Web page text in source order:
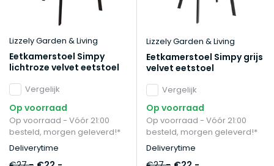
Lizzely Garden & Living
Eetkamerstoel Simpy
lichtroze velvet eetstoel
Vergelijk
Op voorraad
Op voorraad - Vóór 21:00
besteld, morgen geleverd!*
Deliverytime
Lizzely Garden & Living
Eetkamerstoel Simpy grijs
velvet eetstoel
Vergelijk
Op voorraad
Op voorraad - Vóór 21:00
besteld, morgen geleverd!*
Deliverytime